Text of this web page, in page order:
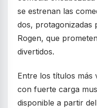
se estrenan las
dos, protagonizadas
Rogen, que
divertidos.
Entre los títulos más
con fuerte carga
disponible a partir